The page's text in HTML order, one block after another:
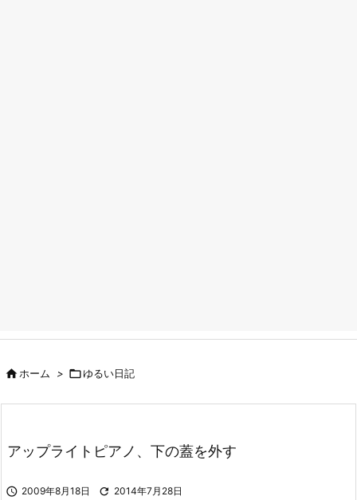
ホーム > ゆるい日記
アップライトピアノ、下の蓋を外す
 2009年8月18日  2014年7月28日